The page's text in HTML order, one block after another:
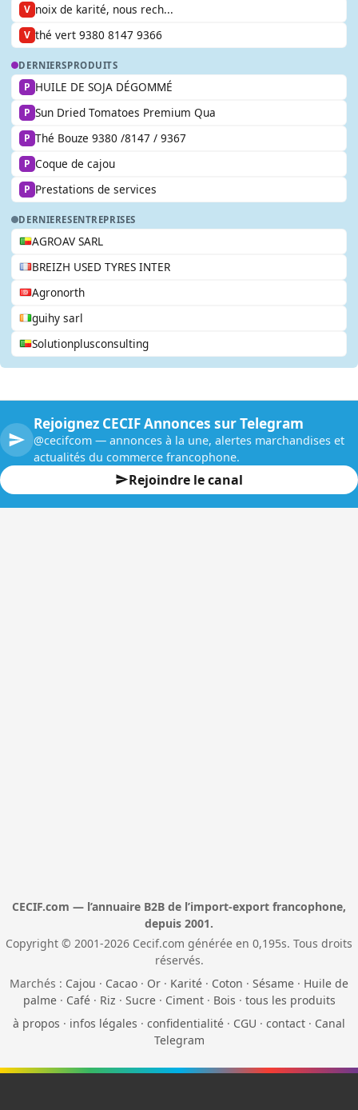
V noix de karité, nous rech...
V thé vert 9380 8147 9366
DERNIERSPRODUITS
P HUILE DE SOJA DÉGOMMÉ
P Sun Dried Tomatoes Premium Qua
P Thé Bouze 9380 /8147 / 9367
P Coque de cajou
P Prestations de services
DERNIERESENTREPRISES
AGROAV SARL
BREIZH USED TYRES INTER
Agronorth
guihy sarl
Solutionplusconsulting
Rejoignez CECIF Annonces sur Telegram
@cecifcom — annonces à la une, alertes marchandises et
actualités du commerce francophone.
Rejoindre le canal
CECIF.com — l’annuaire B2B de l’import-export francophone,
depuis 2001.
Copyright © 2001-2026 Cecif.com générée en 0,195s. Tous droits
réservés.
Marchés : Cajou · Cacao · Or · Karité · Coton · Sésame · Huile de
palme· Café· Riz · Sucre· Ciment· Bois · tous les produits
à propos · infos légales · confidentialité · CGU · contact · Canal
Telegram